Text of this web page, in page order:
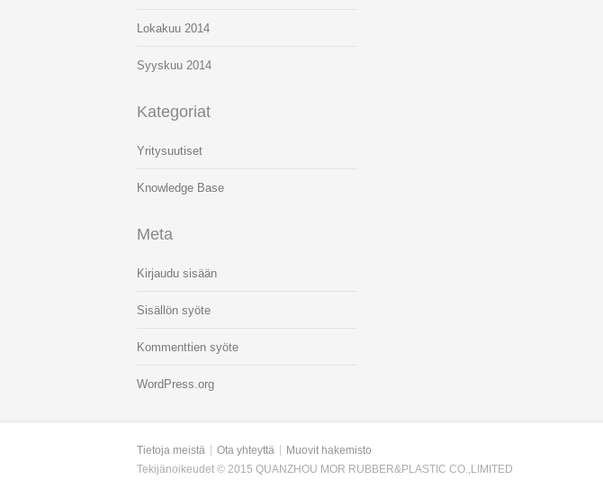
Lokakuu 2014
Syyskuu 2014
Kategoriat
Yritysuutiset
Knowledge Base
Meta
Kirjaudu sisään
Sisällön syöte
Kommenttien syöte
WordPress.org
Tietoja meistä Ota yhteyttä
Muovit hakemisto
Tekijänoikeudet © 2015 QUANZHOU MOR RUBBER&PLASTIC CO.,LIMITED